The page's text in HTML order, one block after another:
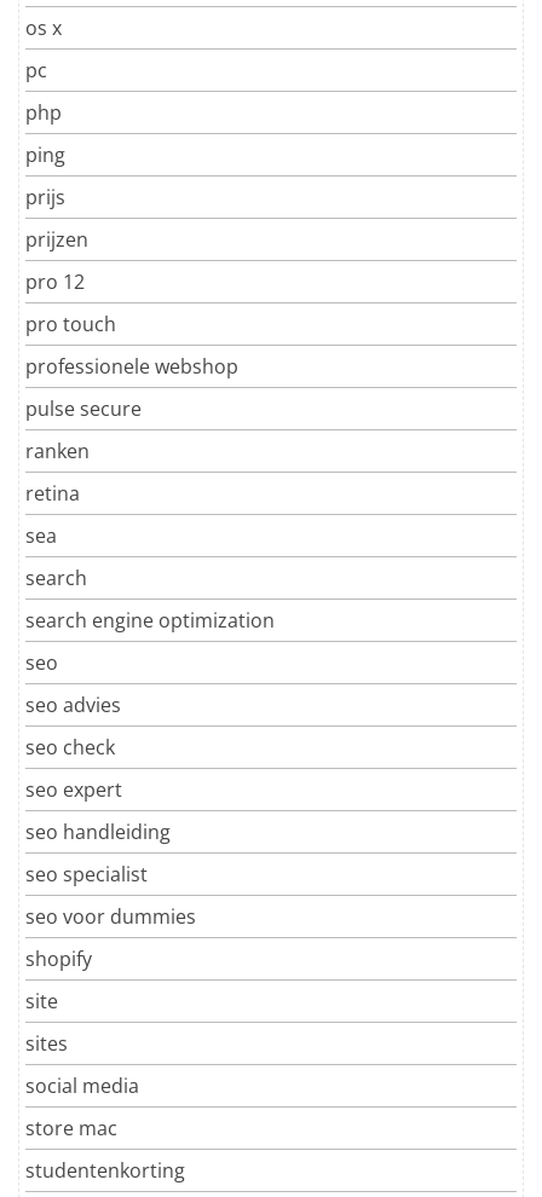
os x
pc
php
ping
prijs
prijzen
pro 12
pro touch
professionele webshop
pulse secure
ranken
retina
sea
search
search engine optimization
seo
seo advies
seo check
seo expert
seo handleiding
seo specialist
seo voor dummies
shopify
site
sites
social media
store mac
studentenkorting